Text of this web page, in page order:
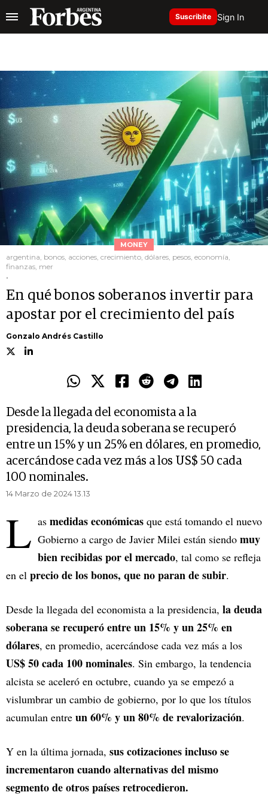
Suscribite Sign In
MONEY
argentina, bonos, acciones, crecimiento, dólares, pesos, economía,
finanzas, mer
.
En qué bonos soberanos invertir para
apostar por el crecimiento del país
Gonzalo Andrés Castillo
Desde la llegada del economista a la
presidencia, la deuda soberana se recuperó
entre un 15% y un 25% en dólares, en promedio,
acercándose cada vez más a los US$ 50 cada
100 nominales.
14 Marzo de 2024 13.13
L as medidas económicas que está tomando el nuevo
Gobierno a cargo de Javier Milei están siendo muy
bien recibidas por el mercado, tal como se refleja
en el precio de los bonos, que no paran de subir.
Desde la llegada del economista a la presidencia, la deuda
soberana se recuperó entre un 15% y un 25% en
dólares, en promedio, acercándose cada vez más a los
US$ 50 cada 100 nominales. Sin embargo, la tendencia
alcista se aceleró en octubre, cuando ya se empezó a
vislumbrar un cambio de gobierno, por lo que los títulos
acumulan entre un 60% y un 80% de revalorización.
Y en la última jornada, sus cotizaciones incluso se
incrementaron cuando alternativas del mismo
segmento de otros países retrocedieron.